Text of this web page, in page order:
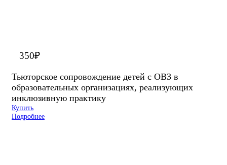
350₽
Тьюторское сопровождение детей с ОВЗ в
образовательных организациях, реализующих
инклюзивную практику
Купить
Подробнее